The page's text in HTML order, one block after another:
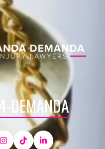
DEMANDA